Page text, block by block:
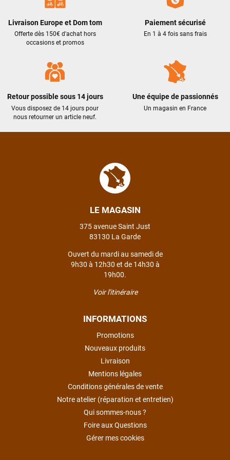
Livraison Europe et Dom tom
Offerte dès 150€ d'achat hors
occasions et promos
Paiement sécurisé
En 1 à 4 fois sans frais
Retour possible sous 14 jours
Vous disposez de 14 jours pour
nous retourner un article neuf.
Une équipe de passionnés
Un magasin en France
LE MAGASIN
375 avenue Saint Just
83130 La Garde
Ouvert du mardi au samedi de
9h30 à 12h30 et de 14h30 à
19h00.
Voir l'itinéraire
INFORMATIONS
Promotions
Nouveaux produits
Livraison
Mentions légales
Conditions générales de vente
Notre atelier (réparation et entretien)
Qui sommes-nous ?
Foire aux Questions
Gérer mes cookies